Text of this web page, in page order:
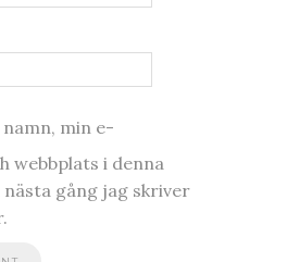
min e-
webbplats i denna
gång jag skriver